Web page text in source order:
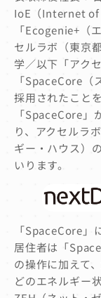
IoE（Internet of
「Ecogenie+（
セルラボ（東京
学／以下「アク
「SpaceCore（
採用されたこと
「SpaceCore」
り、アクセルラ
ギー・ハウス）
いります。
「SpaceCore」
居住者は「
の操作に加えて
どのエネルギー